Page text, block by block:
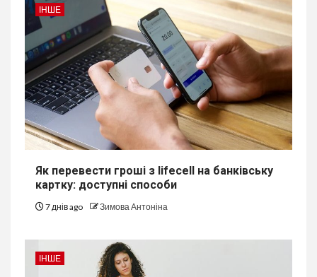
ІНШЕ
Як перевести гроші з lifecell на банківську
картку: доступні способи
7 днів ago Зимова Антоніна
ІНШЕ